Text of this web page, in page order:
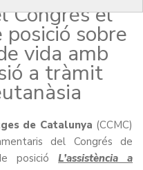
Congrés el
sobre
vida amb
a tràmit
de Catalunya (CCMC)
del Congrés de
posicióL’assistència a